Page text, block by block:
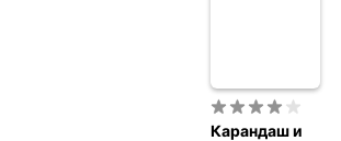
Карандаш и